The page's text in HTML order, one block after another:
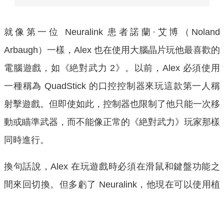
就像第一位 Neuralink 患者諾蘭·艾博（Noland
Arbaugh）一樣，Alex 也在使用大腦晶片玩他最喜歡的
電腦遊戲，如《絶對武力 2》。以前，Alex 必須使用
一種稱為 QuadStick 的口控控制器來玩這款第一人稱
射擊遊戲。但即使如此，控制器也限制了他只能一次移
動或瞄準武器，而不能像正常的《絶對武力》玩家那樣
同時進行。
換句話說，Alex 在玩遊戲時必須在滑鼠和鍵盤功能之
間來回切換。但多虧了 Neuralink，他現在可以使用植